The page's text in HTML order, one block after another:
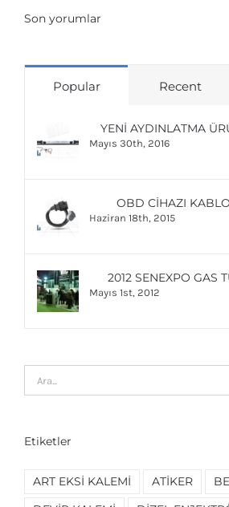
Son yorumlar
Popular Recent
YENI AYDINLATMA
Mayıs 30th, 2016
OBD CIHAZI
Haziran 18th, 2015
2012 SENEXPO GAS
Mayıs 1st, 2012
Etiketler
ART EKSI KALEMI ATIKER